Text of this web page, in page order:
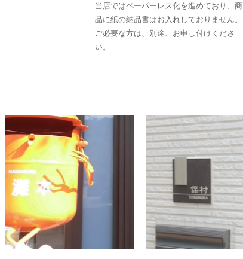
当店ではペーパーレス化を進めており、商
品に紙の納品書はお入れしておりません。
ご必要な方は、別途、お申し付けくださ
い。